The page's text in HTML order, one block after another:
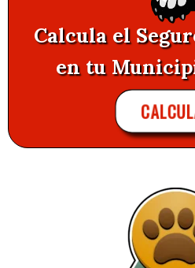
Calcula el
en tu